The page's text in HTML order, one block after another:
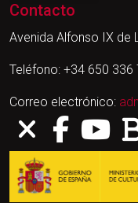
Contacto
Avenida Alfonso IX de
Teléfono: +34 650 336
Correo electrónico: